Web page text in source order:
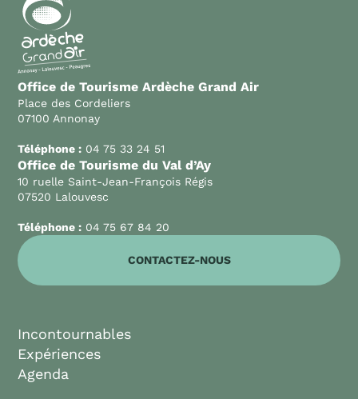
Office de Tourisme Ardèche Grand Air
Place des Cordeliers
07100 Annonay
Téléphone : 04 75 33 24 51
Office de Tourisme du Val d’Ay
10 ruelle Saint-Jean-François Régis
07520 Lalouvesc
Téléphone : 04 75 67 84 20
CONTACTEZ-NOUS
Incontournables
Expériences
Agenda